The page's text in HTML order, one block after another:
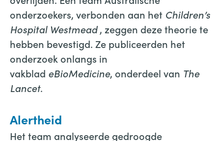
onderzoekers, verbonden aan het Children’s
Hospital Westmead, zeggen deze theorie te
hebben bevestigd. Ze publiceerden het
onderzoek onlangs in
vakblad eBioMedicine, onderdeel van The
Lancet.
Alertheid
Het team analyseerde gedroogde